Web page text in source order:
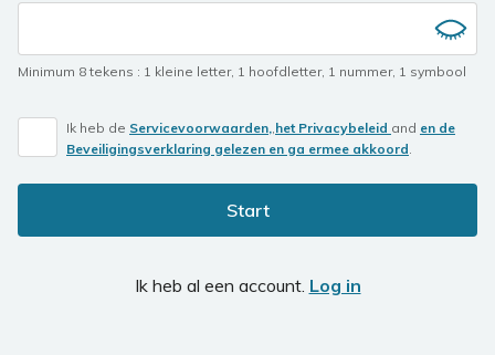
Minimum 8 tekens : 1 kleine letter, 1 hoofdletter, 1 nummer, 1 symbool
Ik heb de Servicevoorwaarden,,het Privacybeleid and en de
Beveiligingsverklaring gelezen en ga ermee akkoord.
Start
Ik heb al een account. Log in